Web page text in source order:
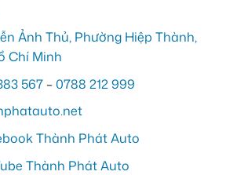
Ảnh Thủ, Phường Hiệp Thành,
Chí Minh
567 –0788 212 999
Thành Phát Auto
Thành Phát Auto